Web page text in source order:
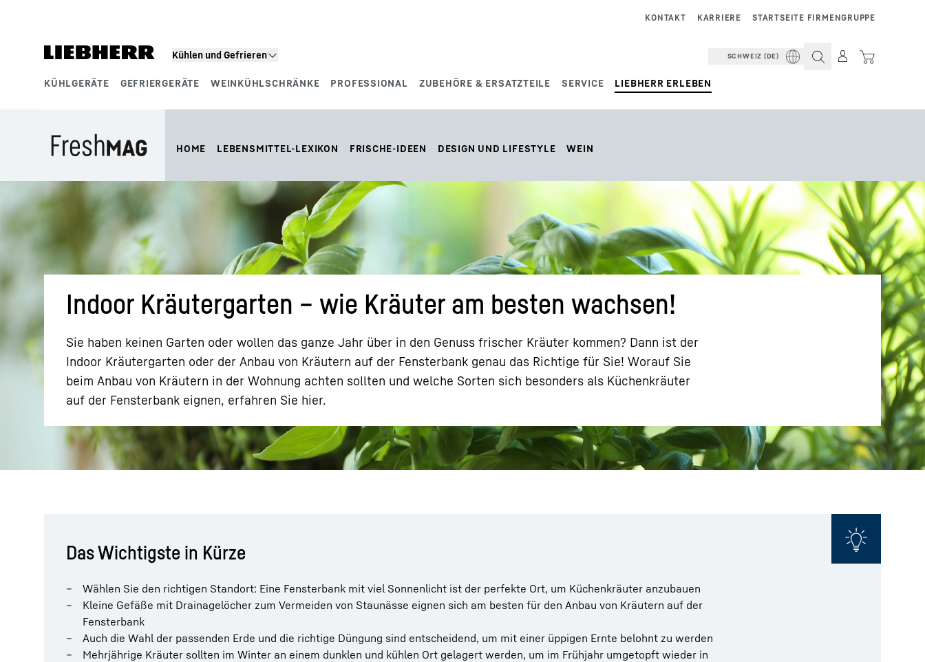
Kühlen und Gefrieren
KÜHLGERÄTE GEFRIERGERÄTE WEINKÜHLSCHRÄNKE PROFESSIONAL ZUBEHÖRE & ERSATZTEILE SERVICE LIEBHERR ERLEBEN
STARTSEITE FIRMENGRUPPE
KARRIERE
KONTAKT
SCHWEIZ (DE)
HOME LEBENSMITTEL-LEXIKON FRISCHE-IDEEN DESIGN UND LIFESTYLE WEIN
Indoor Kräutergarten – wie Kräuter am besten wachsen!
Sie haben keinen Garten oder wollen das ganze Jahr über in den Genuss frischer Kräuter kommen? Dann ist der
Indoor Kräutergarten oder der Anbau von Kräutern auf der Fensterbank genau das Richtige für Sie! Worauf Sie
beim Anbau von Kräutern in der Wohnung achten sollten und welche Sorten sich besonders als Küchenkräuter
auf der Fensterbank eignen, erfahren Sie hier.
Das Wichtigste in Kürze
Wählen Sie den richtigen Standort: Eine Fensterbank mit viel Sonnenlicht ist der perfekte Ort, um Küchenkräuter anzubauen
Kleine Gefäße mit Drainagelöcher zum Vermeiden von Staunässe eignen sich am besten für den Anbau von Kräutern auf der
Fensterbank
Auch die Wahl der passenden Erde und die richtige Düngung sind entscheidend, um mit einer üppigen Ernte belohnt zu werden
Mehrjährige Kräuter sollten im Winter an einem dunklen und kühlen Ort gelagert werden, um im Frühjahr umgetopft wieder in